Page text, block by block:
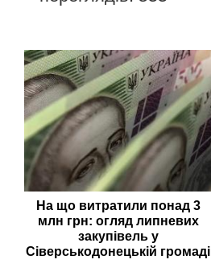
На що витратили понад 3
млн грн: огляд липневих
закупівель у
Сіверськодонецькій громаді